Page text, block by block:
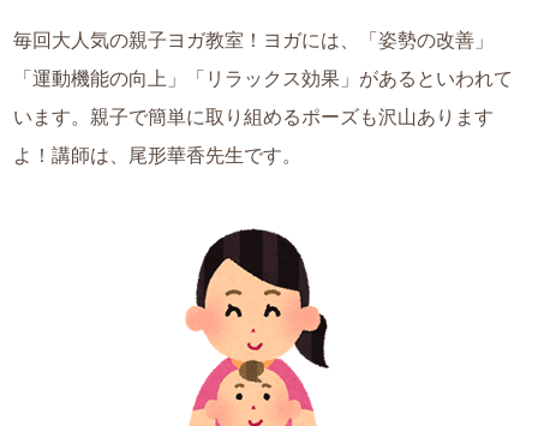
毎回大人気の親子ヨガ教室！ヨガには、「姿勢の改善」
「運動機能の向上」「リラックス効果」があるといわれて
います。親子で簡単に取り組めるポーズも沢山あります
よ！講師は、尾形華香先生です。